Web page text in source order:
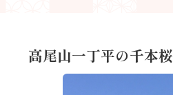
高尾山一丁平の千本桜